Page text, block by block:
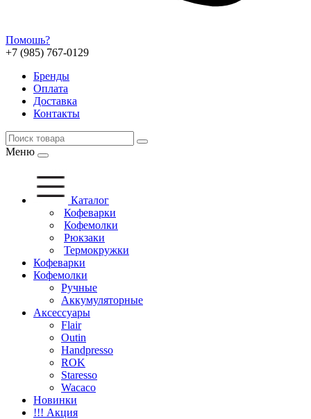
Помошь?
+7 (985) 767-0129
Бренды
Оплата
Доставка
Контакты
Меню
Каталог
Кофеварки
Кофемолки
Рюкзаки
Термокружки
Кофеварки
Кофемолки
Ручные
Аккумуляторные
Аксессуары
Flair
Outin
Handpresso
ROK
Staresso
Wacaco
Новинки
!!! Акция